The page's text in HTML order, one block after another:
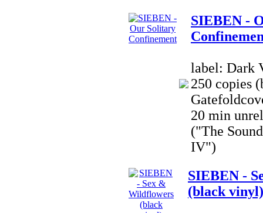
SIEBEN -
label: Dark
250 copies
20 min
("The
IV")
SIEBEN -
(black vinyl)